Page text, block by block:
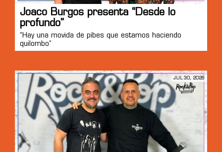
Joaco Burgos presenta “Desde lo
profundo”
“Hay una movida de pibes que estamos haciendo
quilombo”
JUL 30, 2026